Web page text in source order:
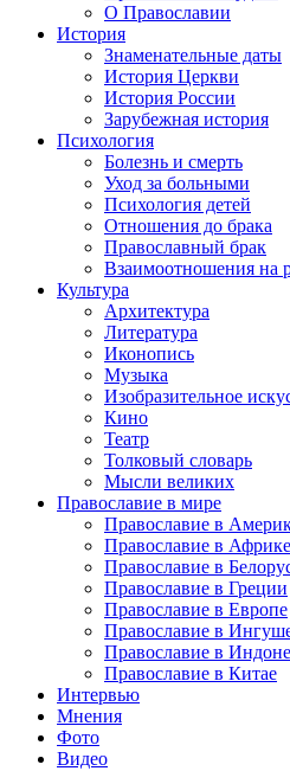
О Православии
История
Знаменательные даты
История Церкви
История России
Зарубежная история
Психология
Болезнь и смерть
Уход за больными
Психология детей
Отношения до брака
Православный брак
Взаимоотношения на
Культура
Архитектура
Литература
Иконопись
Музыка
Изобразительное
Кино
Театр
Толковый словарь
Мысли великих
Православие в мире
Православие в
Православие в Африке
Православие в
Православие в Греции
Православие в Европе
Православие в
Православие в
Православие в Китае
Интервью
Мнения
Фото
Видео